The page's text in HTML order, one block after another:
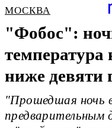
МОСКВА
"Фобос":
температура
ниже девяти
"Прошедшая ночь
предварительным